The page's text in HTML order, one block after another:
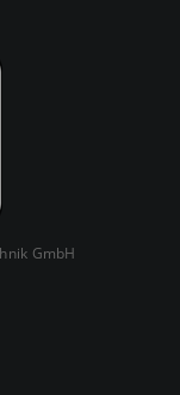
GmbH